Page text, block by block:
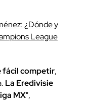
¿Dónde y
League
fácil competir,
La Eredivisie
MX",